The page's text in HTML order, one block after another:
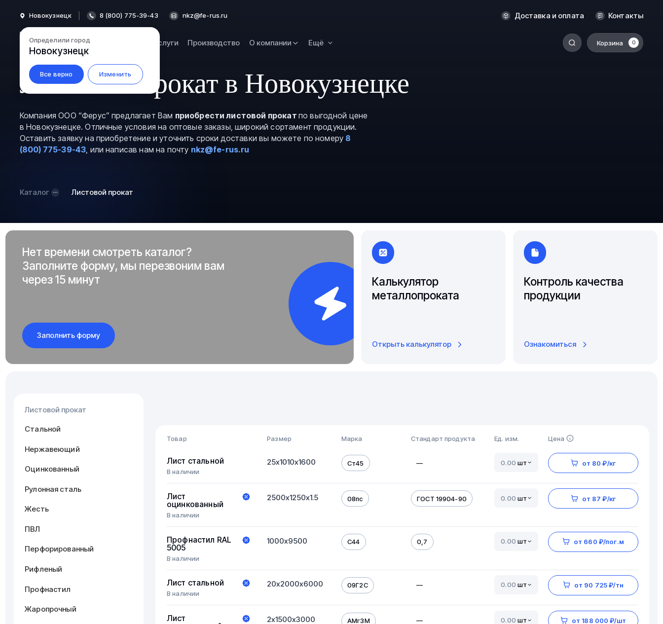
Новокузнецк
Определили город
Новокузнецк
Все верно Изменить
8 (800) 775-39-43 nkz@fe-rus.ru Доставка и оплата Контакты
Каталог Услуги Производство О компании Ещё Корзина 0
Оренбург
Ростов-на-Дону
Самара
Листовой прокат в Новокузнецке
Компания ООО “Ферус” предлагает Вам приобрести листовой прокат по выгодной цене
в Новокузнецке. Отличные условия на оптовые заказы, широкий сортамент продукции.
Оставить заявку на приобретение и уточнить сроки доставки вы можете по номеру 8
(800) 775-39-43, или написав нам на почту nkz@fe-rus.ru
Каталог Листовой прокат
Нет времени смотреть каталог?
Заполните форму, мы перезвоним вам
через 15 минут
Заполнить форму
Калькулятор
металлопроката
Открыть калькулятор
Контроль качества
продукции
Ознакомиться
Листовой прокат
Стальной
Нержавеющий
Оцинкованный
Рулонная сталь
Жесть
ПВЛ
Перфорированный
Рифленый
Профнастил
Жаропрочный
Товар Размер Марка Стандарт продукта Ед. изм. Цена
Лист стальной
В наличии
25х1010х1600 Ст45 — шт от 80 ₽/кг
Лист
оцинкованный
В наличии
2500х1250х1.5 08пс ГОСТ 19904-90 шт от 87 ₽/кг
Профнастил RAL
5005
В наличии
1000х9500 С44 0,7 шт от 660 ₽/пог.м
Лист стальной
В наличии
20х2000х6000 09Г2С — шт от 90 725 ₽/тн
Лист
2х1500х3000 АМг3М — шт от 188 000 ₽/шт